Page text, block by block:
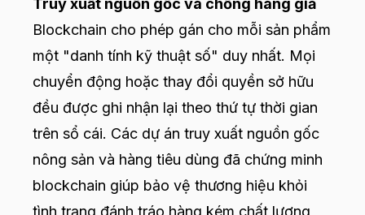
Blockchain cho phép gán cho mỗi sản phẩm
một "danh tính kỹ thuật số" duy nhất. Mọi
chuyển động hoặc thay đổi quyền sở hữu
đều được ghi nhận lại theo thứ tự thời gian
trên sổ cái. Các dự án truy xuất nguồn gốc
nông sản và hàng tiêu dùng đã chứng minh
blockchain giúp bảo vệ thương hiệu khỏi
tình trạng đánh tráo hàng kém chất lượng,